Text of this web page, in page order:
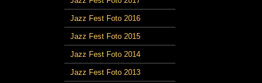
Jazz Fest Foto 2016
Jazz Fest Foto 2015
Jazz Fest Foto 2014
Jazz Fest Foto 2013